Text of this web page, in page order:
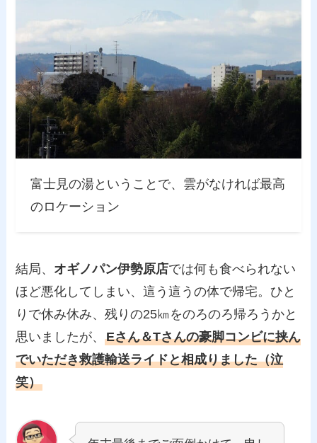
富士見の湯ということで、雲がなければ最高
のロケーション
結局、 オギノパン伊勢原店では何も食べられない
ほど悪化してしまい、這う這うの体で帰宅。ひと
りで休み休み、残りの25㎞をのろのろ帰ろうかと
思いましたが、Eさん＆Tさんの豪脚コンビに挟ん
でいただき救護輸送ライドと相成りました（泣
笑）